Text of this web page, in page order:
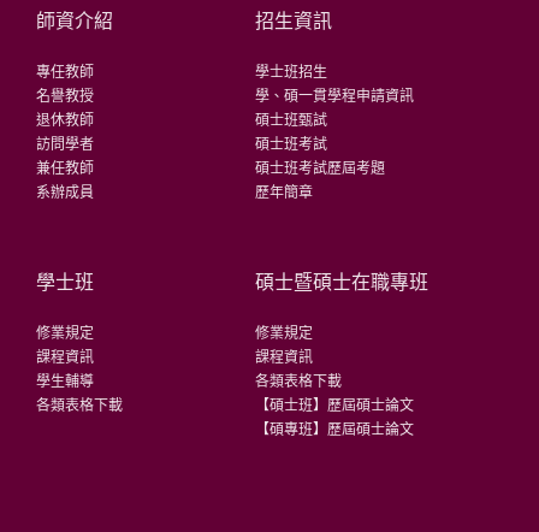
師資介紹
專任教師
名譽教授
退休教師
訪問學者
兼任教師
系辦成員
招生資訊
學士班招生
學、碩一貫學程申請資訊
碩士班甄試
碩士班考試
碩士班考試歷屆考題
歷年簡章
學士班
修業規定
課程資訊
學生輔導
各類表格下載
碩士暨碩士在職專班
修業規定
課程資訊
各類表格下載
【碩士班】歷屆碩士論文
【碩專班】歷屆碩士論文